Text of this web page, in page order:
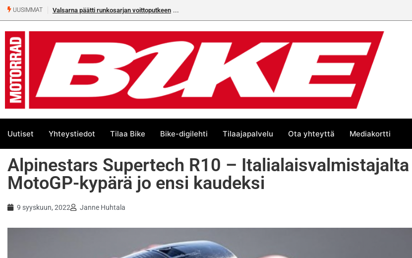
UUSIMMAT
voittoputkeen
Älä missaa tämän kesän suurta Bike-
numeroa!
Uutiset Yhteystiedot Tilaa Bike Bike-digilehti Tilaajapalvelu Ota yhteyttä Mediakortti
Alpinestars Supertech R10 – Italialaisvalmistajalta
MotoGP-kypärä jo ensi kaudeksi
9 syyskuun, 2022 Janne Huhtala